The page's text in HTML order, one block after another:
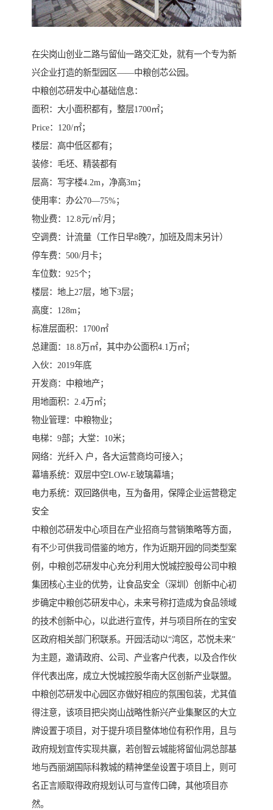
在尖岗山创业二路与留仙一路交汇处，就有一个专为新
兴企业打造的新型园区——中粮创芯公园。
中粮创芯研发中心基础信息：
面积：大小面积都有，整层1700㎡；
Price：120/㎡；
楼层：高中低区都有；
装修：毛坯、精装都有
层高：写字楼4.2m，净高3m；
使用率：办公70—75%；
物业费：12.8元/㎡/月；
空调费：计流量（工作日早8晚7，加班及周末另计）
停车费：500/月卡；
车位数：925个；
楼层：地上27层，地下3层；
高度：128m；
标准层面积：1700㎡
总建面：18.8万㎡，其中办公面积4.1万㎡；
入伙：2019年底
开发商：中粮地产；
用地面积：2.4万㎡；
物业管理：中粮物业；
电梯：9部；大堂：10米；
网络：光纤入 户，各大运营商均可接入；
幕墙系统：双层中空LOW-E玻璃幕墙；
电力系统：双回路供电，互为备用，保障企业运营稳定
安全
中粮创芯研发中心项目在产业招商与营销策略等方面，
有不少可供我司借鉴的地方，作为近期开园的同类型案
例，中粮创芯研发中心充分利用大悦城控股母公司中粮
集团核心主业的优势，让食品安全（深圳）创新中心初
步确定中粮创芯研发中心，未来号称打造成为食品领域
的技术创新中心，以此进行宣传，并与项目所在的宝安
区政府相关部门积联系。开园活动以“湾区，芯悦未来”
为主题，邀请政府、公司、产业客户代表，以及合作伙
伴代表出席，成立大悦城控股华南大区创新产业联盟。
中粮创芯研发中心园区亦做好相应的氛围包装，尤其值
得注意，该项目把尖岗山战略性新兴产业集聚区的大立
牌设置于项目，对于提升项目整体地位有积作用，且与
政府规划宣传实现共赢，若创智云城能将留仙洞总部基
地与西丽湖国际科教城的精神堡垒设置于项目上，则可
名正言顺取得政府规划认可与宣传口碑，其他项目亦
然。